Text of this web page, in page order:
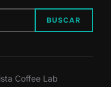
BUSCAR
Coffee Lab